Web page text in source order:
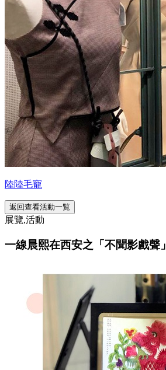
陸陸毛寵
返回查看活動一覧
展覽,活動
一線晨熙在西安之「不聞影戲聲」